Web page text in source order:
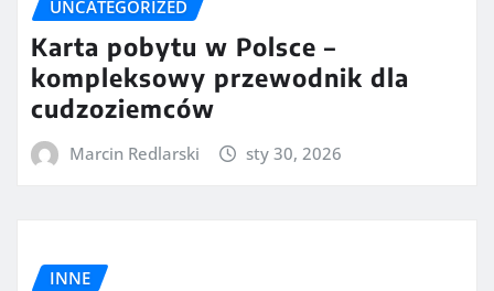
UNCATEGORIZED
Karta pobytu w Polsce –
kompleksowy przewodnik dla
cudzoziemców
Marcin Redlarski sty 30, 2026
INNE